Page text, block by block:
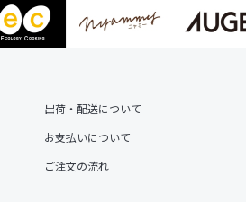
出荷・配送について
お支払いについて
ご注文の流れ